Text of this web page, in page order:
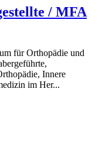
/ MFA
für Orthopädie und
Innere
im Her...